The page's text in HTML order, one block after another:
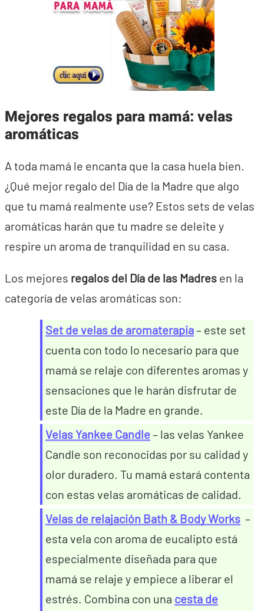
Mejores regalos para mamá: velas
aromáticas
A toda mamá le encanta que la casa huela bien.
¿Qué mejor regalo del Día de la Madre que algo
que tu mamá realmente use? Estos sets de velas
aromáticas harán que tu madre se deleite y
respire un aroma de tranquilidad en su casa.
Los mejores regalos del Día de las Madres en la
categoría de velas aromáticas son:
Set de velas de aromaterapia– este set
cuenta con todo lo necesario para que
mamá se relaje con diferentes aromas y
sensaciones que le harán disfrutar de
este Día de la Madre en grande.
Velas Yankee Candle– las velas Yankee
Candle son reconocidas por su calidad y
olor duradero. Tu mamá estará contenta
con estas velas aromáticas de calidad.
Velas de relajación Bath & Body Works –
esta vela con aroma de eucalipto está
especialmente diseñada para que
mamá se relaje y empiece a liberar el
estrés. Combina con una cesta de